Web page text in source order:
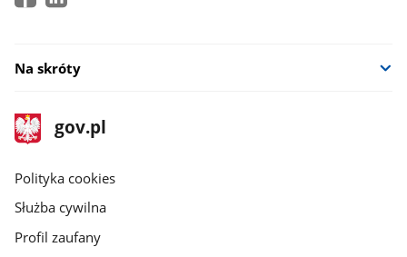
Na skróty
stopka
gov.pl
Strona
gov.pl
gov.pl
Polityka cookies
Służba cywilna
Profil zaufany